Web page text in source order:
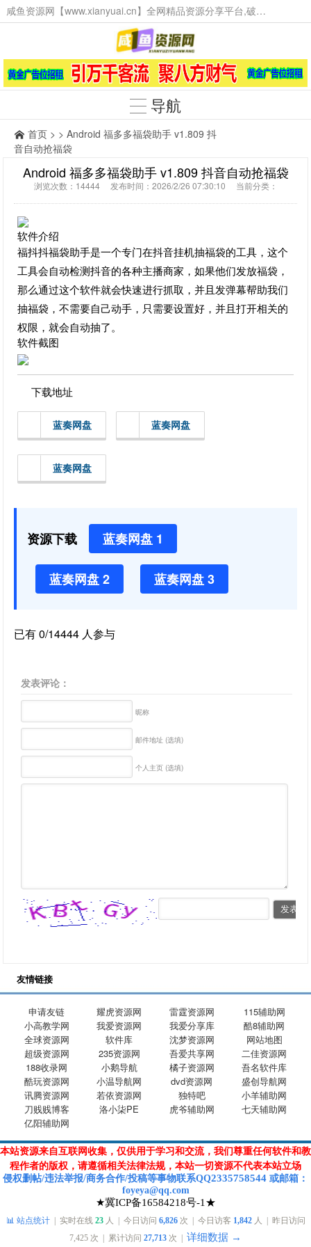
咸鱼资源网【www.xianyuai.cn】全网精品资源分享平台,破解软件,技术源码,火爆项目,工具辅助,这里无所不有。
导航
首页 > > Android 福多多福袋助手 v1.809 抖
音自动抢福袋
Android 福多多福袋助手 v1.809 抖音自动抢福袋
浏览次数：14444 发布时间：2026/2/26 07:30:10 当前分类：
软件介绍
福抖抖福袋助手是一个专门在抖音挂机抽福袋的工具，这个
工具会自动检测抖音的各种主播商家，如果他们发放福袋，
那么通过这个软件就会快速进行抓取，并且发弹幕帮助我们
抽福袋，不需要自己动手，只需要设置好，并且打开相关的
权限，就会自动抽了。
软件截图
下载地址
蓝奏网盘 蓝奏网盘
蓝奏网盘
资源下载 蓝奏网盘 1
蓝奏网盘 2 蓝奏网盘 3
已有 0/14444 人参与
发表评论：
昵称
邮件地址 (选填)
个人主页 (选填)
友情链接
申请友链 耀虎资源网 雷霆资源网
115辅助网
小高教学网
我爱资源网 我爱分享库
酷8辅助网
全球资源网
软件库 沈梦资源网
网站地图
超级资源网
235资源网 吾爱共享网
二佳资源网
188收录网
小鹅导航 橘子资源网
吾名软件库
酷玩资源网
小温导航网 dvd资源网
盛创导航网
讯腾资源网
若依资源网 独特吧
小羊辅助网
刀贱贱博客
洛小柒PE 虎爷辅助网
七天辅助网
亿阳辅助网
本站资源来自互联网收集，仅供用于学习和交流，我们尊重任何软件和教
程作者的版权，请遵循相关法律法规，本站一切资源不代表本站立场
侵权删帖/违法举报/商务合作/投稿等事物联系QQ2335758544 或邮箱 ：
foyeya@qq.com
★冀ICP备16584218号-1★
📊 站点统计| 实时在线 23人 | 今日访问 6,826次 | 今日访客 1,842人 | 昨日访问
7,425 次 | 累计访问 27,713 次 | 详细数据 →